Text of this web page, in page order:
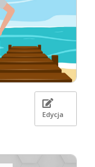
Edycja